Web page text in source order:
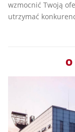
wzmocnić Twoją
utrzymać